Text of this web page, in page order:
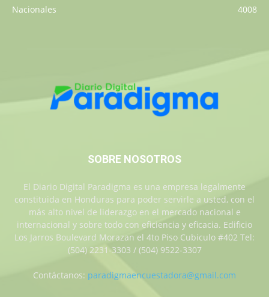
Nacionales
4008
SOBRE NOSOTROS
El Diario Digital Paradigma es una empresa legalmente
constituida en Honduras para poder servirle a usted, con el
más alto nivel de liderazgo en el mercado nacional e
internacional y sobre todo con eficiencia y eficacia. Edificio
Los Jarros Boulevard Morazan el 4to Piso Cubiculo #402 Tel:
(504) 2231-3303 / (504) 9522-3307
Contáctanos: paradigmaencuestadora@gmail.com